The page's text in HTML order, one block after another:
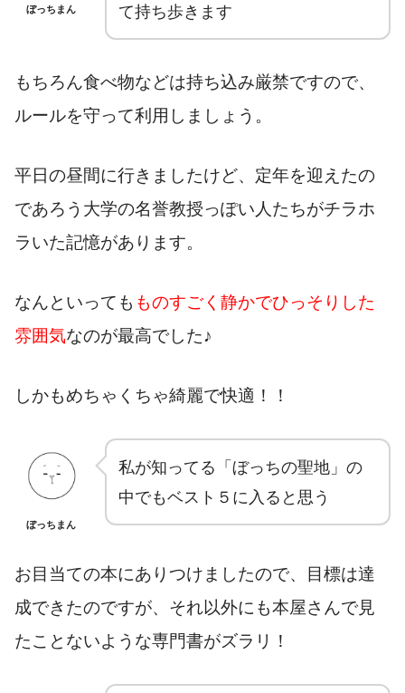
ぼっちまん
て持ち歩きます
もちろん食べ物などは持ち込み厳禁ですので、
ルールを守って利用しましょう。
平日の昼間に行きましたけど、定年を迎えたの
であろう大学の名誉教授っぽい人たちがチラホ
ラいた記憶があります。
なんといっても ものすごく静かでひっそりした
雰囲気なのが最高でした♪
しかもめちゃくちゃ綺麗で快適！！
ぼっちまん
私が知ってる「ぼっちの聖地」の
中でもベスト５に入ると思う
お目当ての本にありつけましたので、目標は達
成できたのですが、それ以外にも本屋さんで見
たことないような専門書がズラリ！